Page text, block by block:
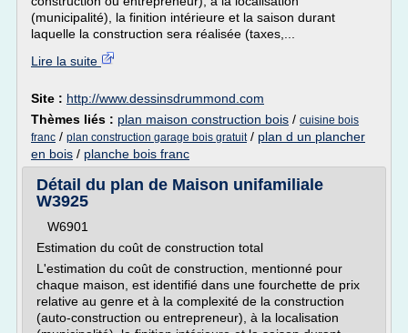
(municipalité), la finition intérieure et la saison durant
laquelle la construction sera réalisée (taxes,...
Lire la suite
Site : http://www.dessinsdrummond.com
Thèmes liés : plan maison construction bois / cuisine bois
franc / plan construction garage bois gratuit/ plan d un plancher
en bois / planche bois franc
Détail du plan de Maison unifamiliale
W3925
W6901
Estimation du coût de construction total
L'estimation du coût de construction, mentionné pour
chaque maison, est identifié dans une fourchette de prix
relative au genre et à la complexité de la construction
(auto-construction ou entrepreneur), à la localisation